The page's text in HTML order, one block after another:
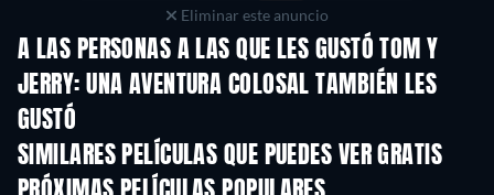
Eliminar este anuncio
A LAS PERSONAS A LAS QUE LES GUSTÓ TOM Y
JERRY: UNA AVENTURA COLOSAL TAMBIÉN LES
GUSTÓ
SIMILARES PELÍCULAS QUE PUEDES VER GRATIS